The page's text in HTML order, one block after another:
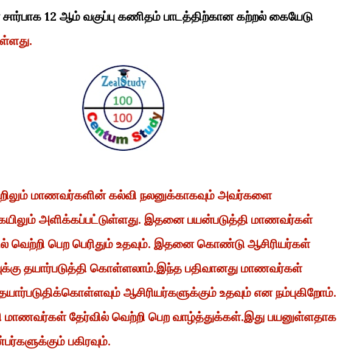
சார்பாக 12 ஆம் வகுப்பு கணிதம் பாடத்திற்கான கற்றல் கையேடு
மாணவர்களின் கல்வி நலனுக்காகவும் அவர்களை
அளிக்கப்பட்டுள்ளது. இதனை பயன்படுத்தி மாணவர்கள்
வெற்றி பெற பெரிதும் உதவும். இதனை கொண்டு ஆசிரியர்கள்
தயார்படுத்தி கொள்ளலாம்.இந்த பதிவானது மாணவர்கள்
ஆசிரியர்களுக்கும் உதவும் என நம்புகிறோம்.
தேர்வில் வெற்றி பெற வாழ்த்துக்கள்.இது பயனுள்ளதாக
பகிரவும்.